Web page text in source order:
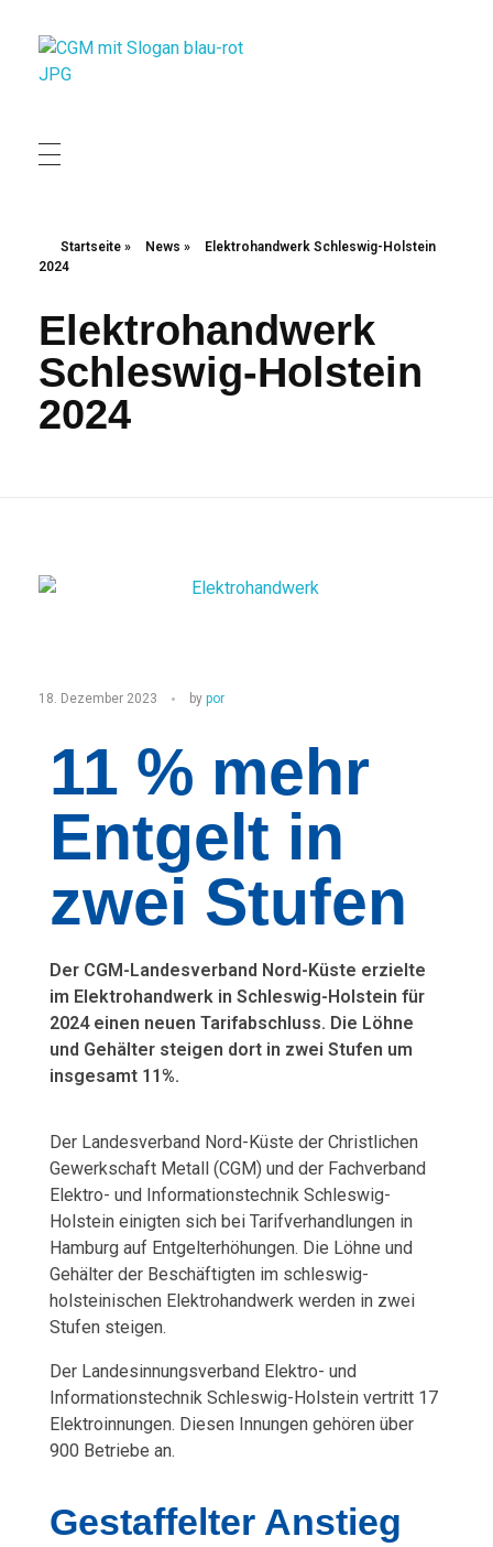
Startseite » News »
Elektrohandwerk Schleswig-Holstein
2024
Elektrohandwerk
Schleswig-Holstein
2024
E
e
k
o
h
a
d
w
e
r
k
S
c
18. Dezember 2023 by por
11 % mehr
Entgelt in
zwei Stufen
Der CGM-Landesverband Nord-Küste erzielte
im Elektrohandwerk in Schleswig-Holstein für
2024 einen neuen Tarifabschluss. Die Löhne
und Gehälter steigen dort in zwei Stufen um
insgesamt 11%.
Der Landesverband Nord-Küste der Christlichen
Gewerkschaft Metall (CGM) und der Fachverband
Elektro- und Informationstechnik Schleswig-
Holstein einigten sich bei Tarifverhandlungen in
Hamburg auf Entgelterhöhungen. Die Löhne und
Gehälter der Beschäftigten im schleswig-
holsteinischen Elektrohandwerk werden in zwei
Stufen steigen.
Der Landesinnungsverband Elektro- und
Informationstechnik Schleswig-Holstein vertritt 17
Elektroinnungen. Diesen Innungen gehören über
900 Betriebe an.
Gestaffelter Anstieg